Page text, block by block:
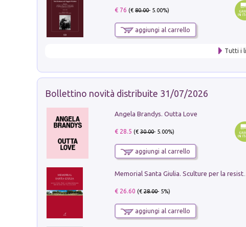
€ 76 (€80.00- 5.00%)
aggiungi al carrello
Tutti i
Bollettino novità distribuite 31/07/2026
Angela Brandys. Outta Love
€ 28.5 (€30.00- 5.00%)
aggiungi al carrello
Memorial Santa Giulia. Sculture per la resistenza Monchio di Palagano
€ 26.60 (€28.00- 5%)
aggiungi al carrello